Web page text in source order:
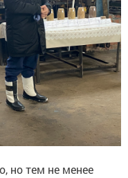
но тем не менее